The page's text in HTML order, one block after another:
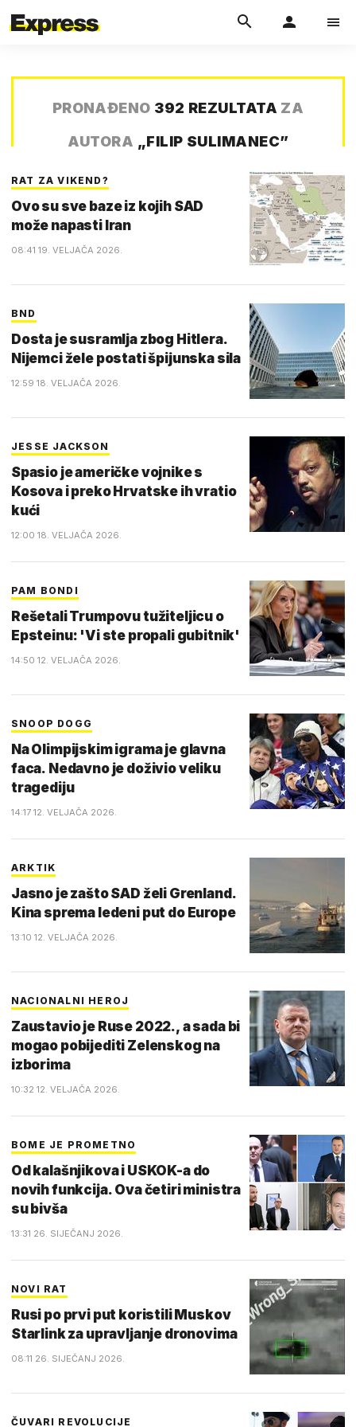
PRONAĐENO 392 REZULTATA ZA
AUTORA „FILIP SULIMANEC”
RAT ZA VIKEND?
Ovo su sve baze iz kojih SAD
može napasti Iran
08:41 19. VELJAČA 2026.
BND
Dosta je susramlja zbog Hitlera.
Nijemci žele postati špijunska sila
12:59 18. VELJAČA 2026.
JESSE JACKSON
Spasio je američke vojnike s
Kosova i preko Hrvatske ih vratio
kući
12:00 18. VELJAČA 2026.
PAM BONDI
Rešetali Trumpovu tužiteljicu o
Epsteinu: 'Vi ste propali gubitnik'
14:50 12. VELJAČA 2026.
SNOOP DOGG
Na Olimpijskim igrama je glavna
faca. Nedavno je doživio veliku
tragediju
14:17 12. VELJAČA 2026.
ARKTIK
Jasno je zašto SAD želi Grenland.
Kina sprema ledeni put do Europe
13:10 12. VELJAČA 2026.
NACIONALNI HEROJ
Zaustavio je Ruse 2022., a sada bi
mogao pobijediti Zelenskog na
izborima
10:32 12. VELJAČA 2026.
BOME JE PROMETNO
Od kalašnjikova i USKOK-a do
novih funkcija. Ova četiri ministra
su bivša
13:31 26. SIJEČANJ 2026.
NOVI RAT
Rusi po prvi put koristili Muskov
Starlink za upravljanje dronovima
08:11 26. SIJEČANJ 2026.
ČUVARI REVOLUCIJE